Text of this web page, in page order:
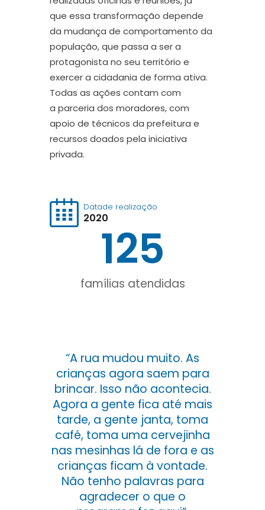
que essa transformação depende
da mudança de comportamento da
população, que passa a ser a
protagonista no seu território e
exercer a cidadania de forma ativa.
Todas as ações contam com
a parceria dos moradores, com
apoio de técnicos da prefeitura e
recursos doados pela iniciativa
privada.
Datade realização
2020
125
famílias atendidas
“A rua mudou muito. As
crianças agora saem para
brincar. Isso não acontecia.
Agora a gente fica até mais
tarde, a gente janta, toma
café, toma uma cervejinha
nas mesinhas lá de fora e as
crianças ficam à vontade.
Não tenho palavras para
agradecer o que o